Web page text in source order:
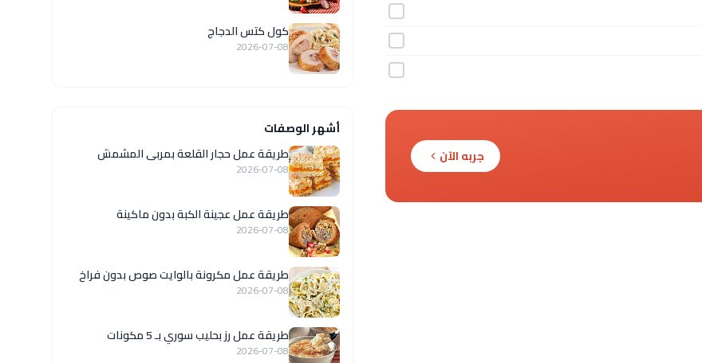
جربه الآن
كول كتس الدجاج
2026-07-08
أشهر الوصفات
طريقة عمل حجار القلعة بمربى المشمش
2026-07-08
طريقة عمل عجينة الكبة بدون ماكينة
2026-07-08
طريقة عمل مكرونة بالوايت صوص بدون فراخ
2026-07-08
طريقة عمل رز بحليب سوري بـ 5 مكونات
2026-07-08